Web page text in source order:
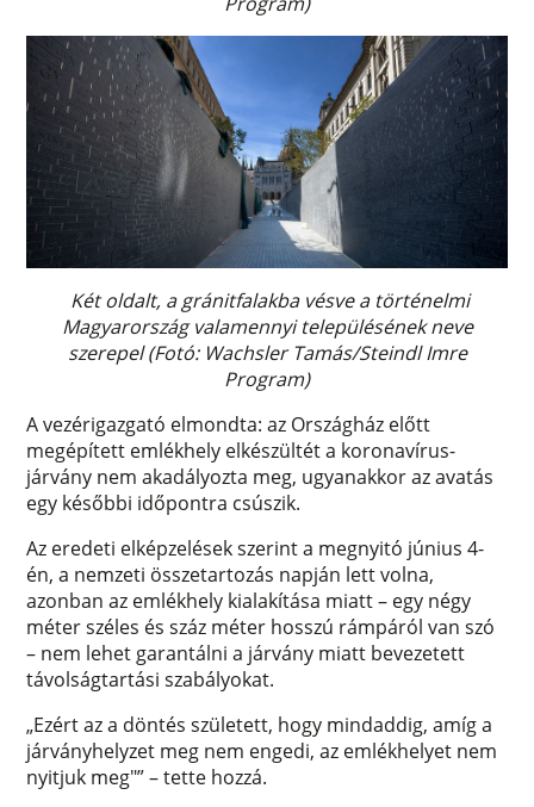
Két oldalt, a gránitfalakba vésve a történelmi
Magyarország valamennyi településének neve
szerepel (Fotó: Wachsler Tamás/Steindl Imre
Program)
A vezérigazgató elmondta: az Országház előtt
megépített emlékhely elkészültét a koronavírus-
járvány nem akadályozta meg, ugyanakkor az avatás
egy későbbi időpontra csúszik.
Az eredeti elképzelések szerint a megnyitó június 4-
én, a nemzeti összetartozás napján lett volna,
azonban az emlékhely kialakítása miatt – egy négy
méter széles és száz méter hosszú rámpáról van szó
– nem lehet garantálni a járvány miatt bevezetett
távolságtartási szabályokat.
„Ezért az a döntés született, hogy mindaddig, amíg a
járványhelyzet meg nem engedi, az emlékhelyet nem
nyitjuk meg"” – tette hozzá.